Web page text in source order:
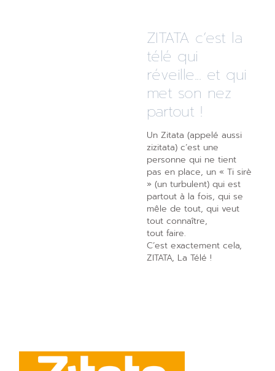
ZITATA c’est la
télé qui
réveille... et qui
met son nez
partout !
Un Zitata (appelé aussi
zizitata) c’est une
personne qui ne tient
pas en place, un « Ti sirè
» (un turbulent) qui est
partout à la fois, qui se
mêle de tout, qui veut
tout connaître,
tout faire.
C’est exactement cela,
ZITATA, La Télé !